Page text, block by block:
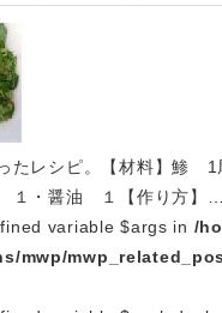
たレシピ。【材料】
・醤油 １【作り方】…
variable $args in /
mwp/